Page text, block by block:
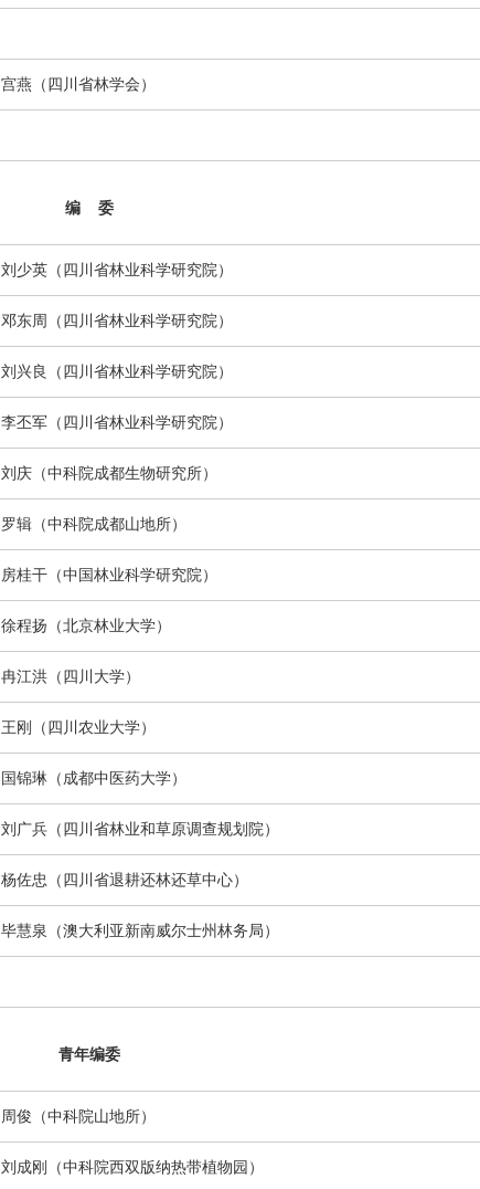
宫燕（四川省林学会）
编 委
刘少英 （四川省林业科学研究院）
邓东周 （四川省林业科学研究院）
刘兴良（四川省林业科学研究院）
李丕军 （四川省林业科学研究院）
刘庆（中科院成都生物研究所）
罗辑（中科院成都山地所）
房桂干（中国林业科学研究院）
徐程扬（北京林业大学）
冉江洪（四川大学）
王刚（四川农业大学）
国锦琳（成都中医药大学）
刘广兵（四川省林业和草原调查规划院）
杨佐忠（四川省退耕还林还草中心）
毕慧泉（澳大利亚新南威尔士州林务局）
青年编委
周俊 （中科院山地所）
刘成刚 （中科院西双版纳热带植物园）